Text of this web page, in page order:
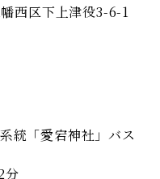
西区下上津役3-6-1
統「愛宕神社」バス
分